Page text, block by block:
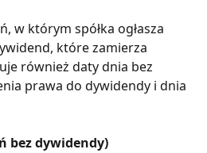
w którym spółka ogłasza
które zamierza
również daty dnia bez
prawa do dywidendy i dnia
bez dywidendy)